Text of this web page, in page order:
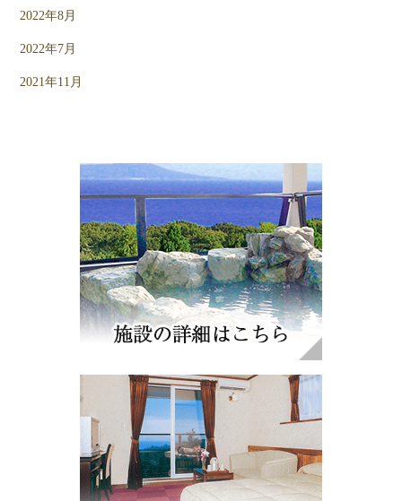
2022年8月
2022年7月
2021年11月